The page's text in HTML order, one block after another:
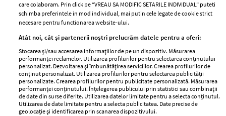
+ MAI MULTE
MAI MULTE ARTICOLE
care colaboram. Prin click pe “VREAU SA MODIFIC SETARILE INDIVIDUAL” puteti
schimba preferintele in mod individual, mai putin cele legate de cookie strict
necesare pentru functionarea website-ului.
Atât noi, cât și partenerii noștri prelucrăm datele pentru a oferi:
Stocarea și/sau accesarea informațiilor de pe un dispozitiv. Măsurarea
performanței reclamelor. Utilizarea profilurilor pentru selectarea conținutului
personalizat. Dezvoltarea și îmbunătățirea serviciilor. Crearea profilurilor de
conținut personalizat. Utilizarea profilurilor pentru selectarea publicității
personalizate. Crearea profilurilor pentru publicitate personalizată. Măsurarea
performanței conținutului. Înțelegerea publicului prin statistici sau combinații
de date din surse diferite. Utilizarea datelor limitate pentru a selecta conținutul.
Utilizarea de date limitate pentru a selecta publicitatea. Date precise de
geolocație și identificarea prin scanarea dispozitivului.